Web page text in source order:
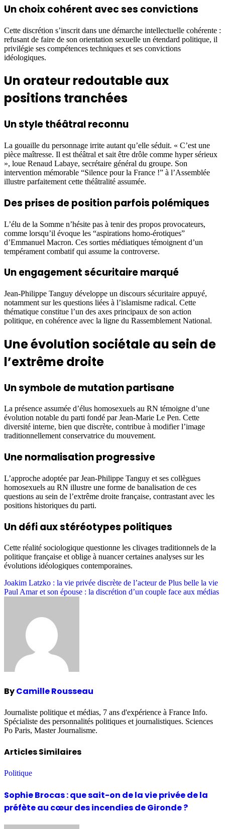
Un choix cohérent avec ses convictions
Cette discrétion s’inscrit dans une démarche intellectuelle cohérente :
refusant de faire de son orientation sexuelle un étendard politique, il
privilégie ses compétences techniques et ses convictions
idéologiques.
Un orateur redoutable aux
positions tranchées
Un style théâtral reconnu
La gouaille du personnage irrite autant qu’elle séduit. « C’est une
pièce maîtresse. Il est théâtral et sait être drôle comme hyper sérieux
», loue Renaud Labaye, secrétaire général du groupe. Son
intervention mémorable “Silence pour la France !” à l’Assemblée
illustre parfaitement cette théâtralité assumée.
Des prises de position parfois polémiques
L’élu de la Somme n’hésite pas à tenir des propos provocateurs,
comme lorsqu’il évoque les “aspirations homo-érotiques”
d’Emmanuel Macron. Ces sorties médiatiques témoignent d’un
tempérament combatif qui assume la controverse.
Un engagement sécuritaire marqué
Jean-Philippe Tanguy développe un discours sécuritaire appuyé,
notamment sur les questions liées à l’islamisme radical. Cette
thématique constitue l’un des axes principaux de son action
politique, en cohérence avec la ligne du Rassemblement National.
Une évolution sociétale au sein de
l’extrême droite
Un symbole de mutation partisane
La présence assumée d’élus homosexuels au RN témoigne d’une
évolution notable du parti fondé par Jean-Marie Le Pen. Cette
diversité interne, bien que discrète, contribue à modifier l’image
traditionnellement conservatrice du mouvement.
Une normalisation progressive
L’approche adoptée par Jean-Philippe Tanguy et ses collègues
homosexuels au RN illustre une forme de banalisation de ces
questions au sein de l’extrême droite française, contrastant avec les
positions historiques du parti.
Un défi aux stéréotypes politiques
Cette réalité sociologique questionne les clivages traditionnels de la
politique française et oblige à nuancer certaines analyses sur les
évolutions idéologiques contemporaines.
Post
Joakim Latzko : la vie privée discrète de l’acteur de Plus belle la vie
Paul Amar et son épouse : la discrétion d’un couple face aux médias
ByCamille Rousseau
Journaliste politique et médias, 7 ans d'expérience à France Info.
Spécialiste des personnalités politiques et journalistiques. Sciences
Po Paris, Master Journalisme.
Articles Similaires
Politique
Sophie Brocas : que sait-on de la vie privée de la
préfète au cœur des incendies de Gironde ?